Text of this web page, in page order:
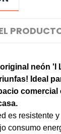
neón 'I
Ideal
comercial
es resistente
consumo